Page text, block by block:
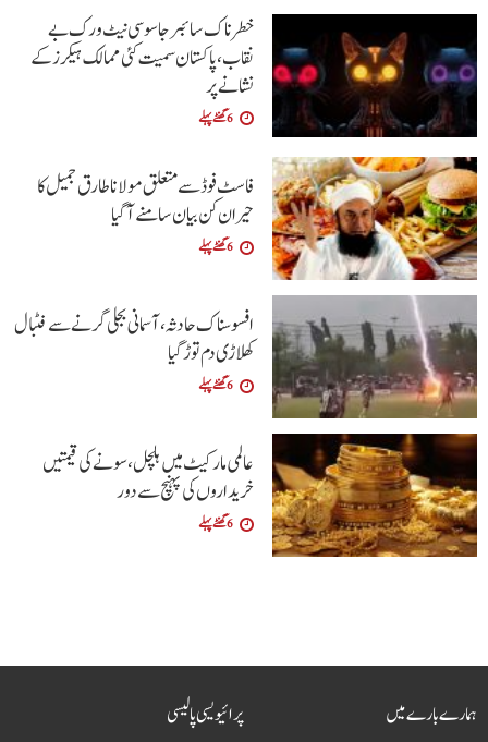
خطرناک سائبر جاسوسی نیٹ ورک بے
نقاب، پاکستان سمیت کئی ممالک ہیکرز کے
نشانے پر
6 گھنٹے پہلے
فاسٹ فوڈ سے متعلق مولانا طارق جمیل کا
حیران کن بیان سامنے آگیا
6 گھنٹے پہلے
افسوسناک حادثہ، آسمانی بجلی گرنے سے فٹبال
کھلاڑی دم توڑ گیا
6 گھنٹے پہلے
عالمی مارکیٹ میں ہلچل، سونے کی قیمتیں
خریداروں کی پہنچ سے دور
6 گھنٹے پہلے
ہمارے بارے میں پرائیویسی پالیسی